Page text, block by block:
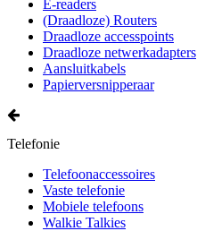
E-readers
(Draadloze) Routers
Draadloze accesspoints
Draadloze netwerkadapters
Aansluitkabels
Papierversnipperaar
Telefonie
Telefoonaccessoires
Vaste telefonie
Mobiele telefoons
Walkie Talkies